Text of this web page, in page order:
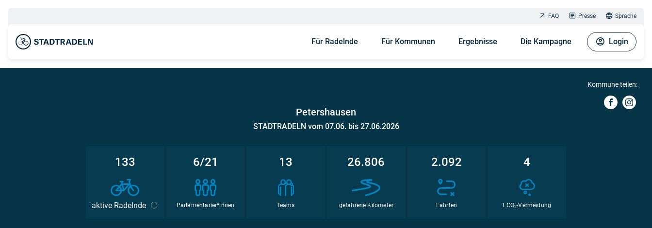
FAQ Presse Sprache
Für Radelnde Für Kommunen Ergebnisse Die Kampagne Login
Petershausen
STADTRADELN vom 07.06. bis 27.06.2026
133
aktive Radelnde
6/21
Parlamentarier*innen
13
Teams
26.806
gefahrene Kilometer
2.092
Fahrten
4
t CO2-Vermeidung
Kommune teilen: